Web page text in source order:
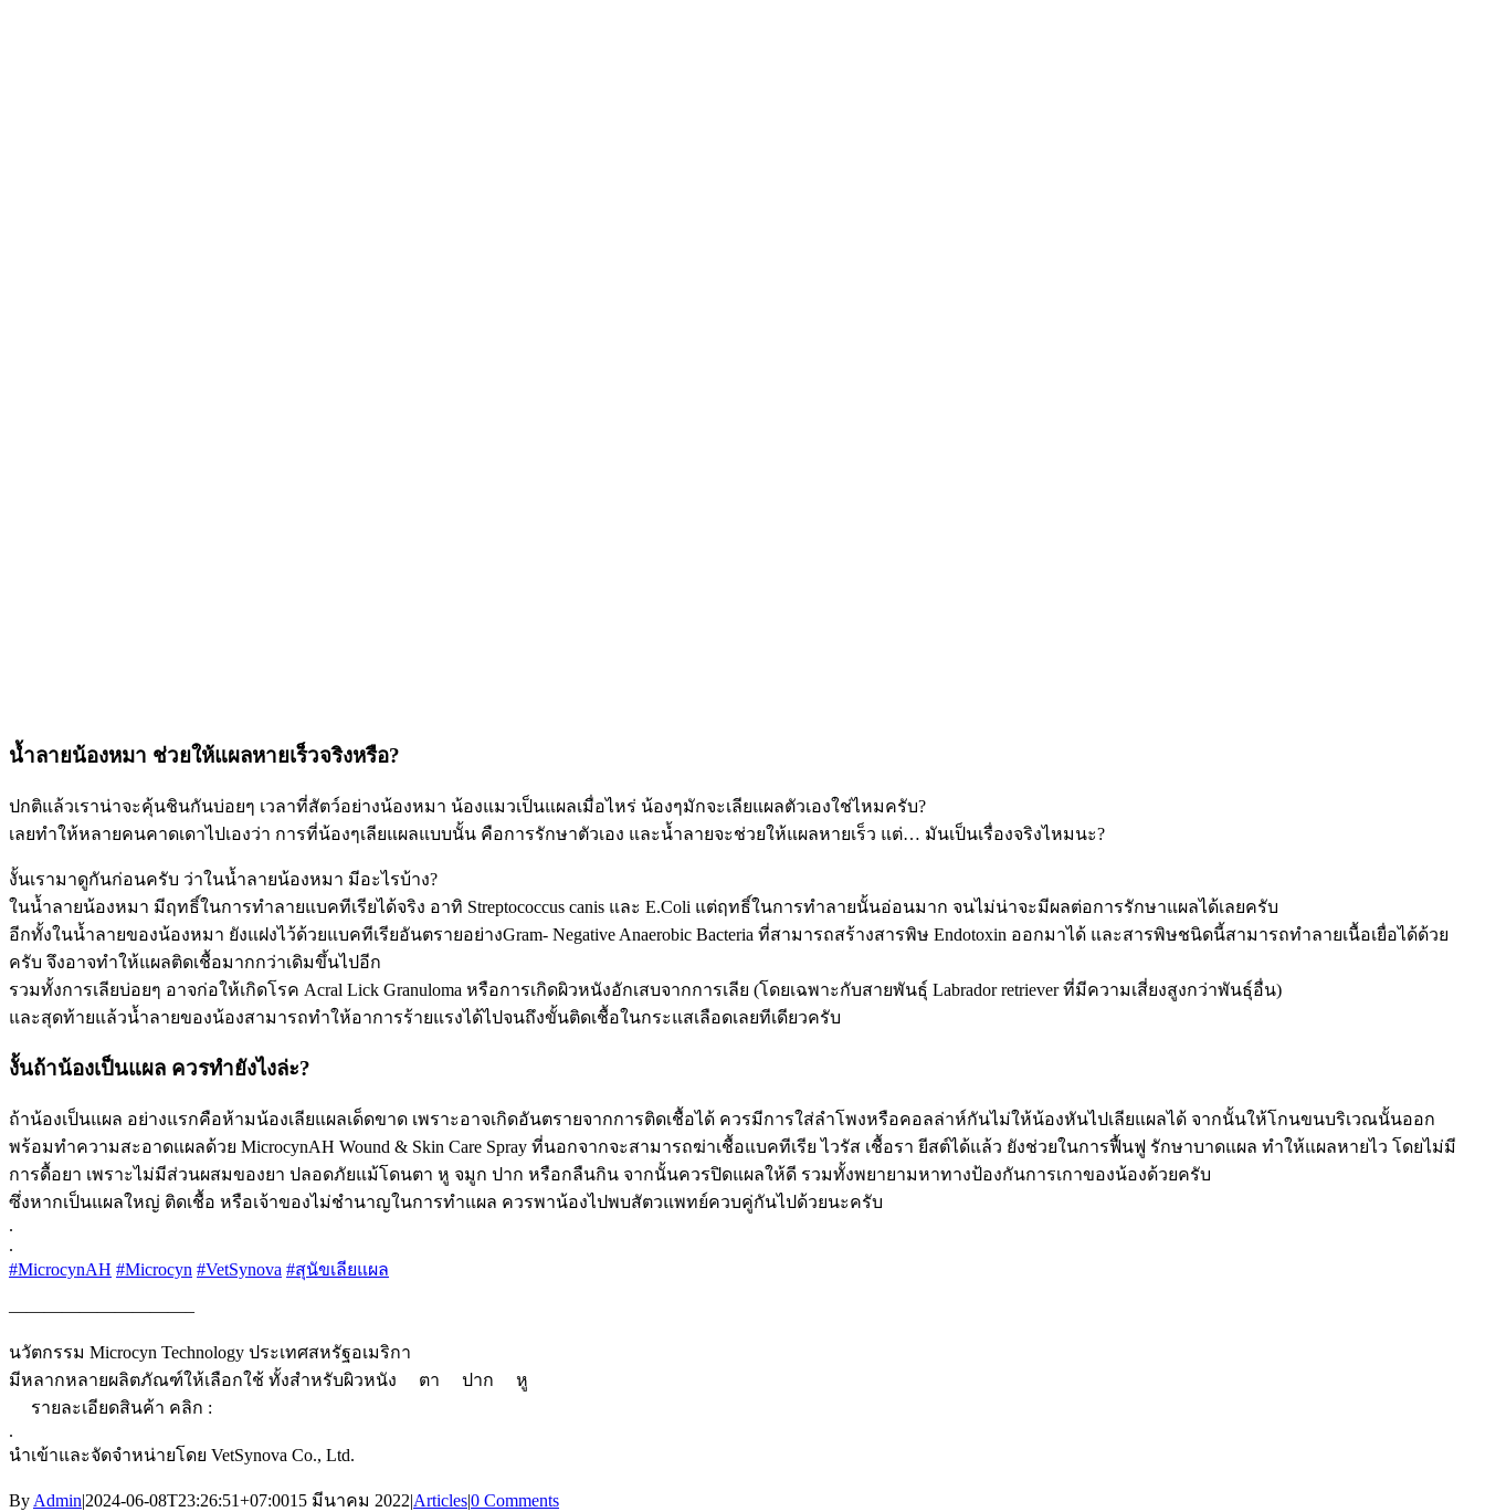
น้ำลายน้องหมา ช่วยให้แผลหายเร็วจริงหรือ?
ปกติแล้วเราน่าจะคุ้นชินกันบ่อยๆ เวลาที่สัตว์อย่างน้องหมา น้องแมวเป็นแผลเมื่อไหร่ น้องๆมักจะเลียแผลตัวเองใช่ไหมครับ?
เลยทำให้หลายคนคาดเดาไปเองว่า การที่น้องๆเลียแผลแบบนั้น คือการรักษาตัวเอง และน้ำลายจะช่วยให้แผลหายเร็ว แต่… มันเป็นเรื่องจริงไหมนะ?
งั้นเรามาดูกันก่อนครับ ว่าในน้ำลายน้องหมา มีอะไรบ้าง?
ในน้ำลายน้องหมา มีฤทธิ์ในการทำลายแบคทีเรียได้จริง อาทิ Streptococcus canis และ E.Coli แต่ฤทธิ์ในการทำลายนั้นอ่อนมาก จนไม่น่าจะมีผลต่อการรักษาแผลได้เลยครับ
อีกทั้งในน้ำลายของน้องหมา ยังแฝงไว้ด้วยแบคทีเรียอันตรายอย่างGram- Negative Anaerobic Bacteria ที่สามารถสร้างสารพิษ Endotoxin ออกมาได้ และสารพิษชนิดนี้สามารถทำลายเนื้อเยื่อได้ด้วย
ครับ จึงอาจทำให้แผลติดเชื้อมากกว่าเดิมขึ้นไปอีก
รวมทั้งการเลียบ่อยๆ อาจก่อให้เกิดโรค Acral Lick Granuloma หรือการเกิดผิวหนังอักเสบจากการเลีย (โดยเฉพาะกับสายพันธุ์ Labrador retriever ที่มีความเสี่ยงสูงกว่าพันธุ์อื่น)
และสุดท้ายแล้วน้ำลายของน้องสามารถทำให้อาการร้ายแรงได้ไปจนถึงขั้นติดเชื้อในกระแสเลือดเลยทีเดียวครับ
งั้นถ้าน้องเป็นแผล ควรทำยังไงล่ะ?
ถ้าน้องเป็นแผล อย่างแรกคือห้ามน้องเลียแผลเด็ดขาด เพราะอาจเกิดอันตรายจากการติดเชื้อได้ ควรมีการใส่ลำโพงหรือคอลล่าห์กันไม่ให้น้องหันไปเลียแผลได้ จากนั้นให้โกนขนบริเวณนั้นออก
พร้อมทำความสะอาดแผลด้วย MicrocynAH Wound & Skin Care Spray ที่นอกจากจะสามารถฆ่าเชื้อแบคทีเรีย ไวรัส เชื้อรา ยีสต์ได้แล้ว ยังช่วยในการฟื้นฟู รักษาบาดแผล ทำให้แผลหายไว โดยไม่มี
การดื้อยา เพราะไม่มีส่วนผสมของยา ปลอดภัยแม้โดนตา หู จมูก ปาก หรือกลืนกิน จากนั้นควรปิดแผลให้ดี รวมทั้งพยายามหาทางป้องกันการเกาของน้องด้วยครับ
ซึ่งหากเป็นแผลใหญ่ ติดเชื้อ หรือเจ้าของไม่ชำนาญในการทำแผล ควรพาน้องไปพบสัตวแพทย์ควบคู่กันไปด้วยนะครับ
.
.
#MicrocynAH #Microcyn #VetSynova #สุนัขเลียแผล
——————————–
นวัตกรรม Microcyn Technology ประเทศสหรัฐอเมริกา
มีหลากหลายผลิตภัณฑ์ให้เลือกใช้ ทั้งสำหรับผิวหนัง
ตา ปาก
หู
รายละเอียดสินค้า คลิก :
.
นำเข้าและจัดจำหน่ายโดย VetSynova Co., Ltd.
By Admin|2024-06-08T23:26:51+07:0015 มีนาคม 2022|Articles|0 Comments